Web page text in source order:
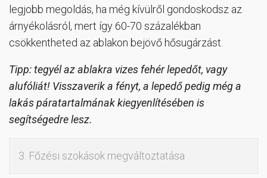
legjobb megoldás, ha még kívülről gondoskodsz az
árnyékolásról, mert így 60-70 százalékban
csökkentheted az ablakon bejövő hősugárzást.
Tipp: tegyél az ablakra vizes fehér lepedőt, vagy
alufóliát! Visszaverik a fényt, a lepedő pedig még a
lakás páratartalmának kiegyenlítésében is
segítségedre lesz.
3. Főzési szokások megváltoztatása